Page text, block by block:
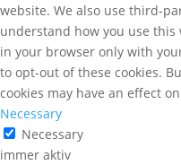
website. We also use third-
understand how you use this
in your browser only with
to opt-out of these cookies.
cookies may have an effect
Necessary
Necessary
immer aktiv